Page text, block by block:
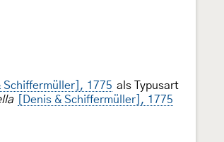
Schiffermüller], 1775 als Typusart
[Denis & Schiffermüller], 1775